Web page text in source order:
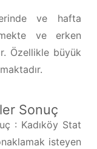
ve hafta
ve erken
Özellikle büyük
Sonuç
: Kadıköy Stat
isteyen